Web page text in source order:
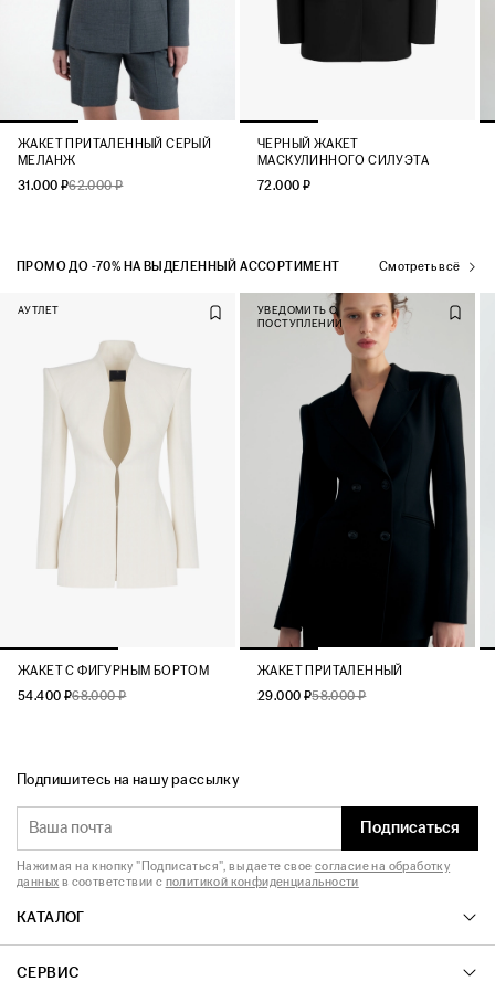
ЖАКЕТ ПРИТАЛЕННЫЙ СЕРЫЙ
МЕЛАНЖ
31.000 ₽62.000 ₽
ЧЕРНЫЙ ЖАКЕТ
МАСКУЛИННОГО СИЛУЭТА
72.000 ₽
ПРОМО ДО -70% НА ВЫДЕЛЕННЫЙ АССОРТИМЕНТ Смотреть всё
АУТЛЕТ
ЖАКЕТ C ФИГУРНЫМ БОРТОМ
54.400 ₽68.000 ₽
УВЕДОМИТЬ О
ПОСТУПЛЕНИИ
ЖАКЕТ ПРИТАЛЕННЫЙ
29.000 ₽58.000 ₽
КАТАЛОГ
СЕРВИС
Подпишитесь на нашу рассылку
Подписаться
Нажимая на кнопку "Подписаться", вы даете свое согласие на обработку
данных в соответствии с политикой конфиденциальности